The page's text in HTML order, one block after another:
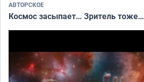
АВТОРСКОЕ
Космос засыпает… Зритель тоже…